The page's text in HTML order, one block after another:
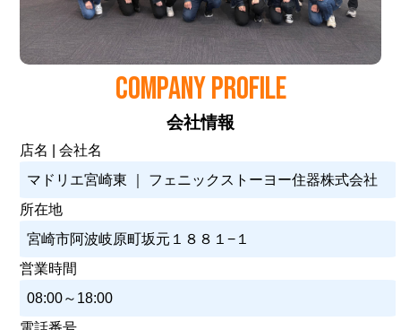
COMPANY PROFILE
会社情報
店名 | 会社名
マドリエ宮崎東 ｜ フェニックストーヨー住器株式会社
所在地
宮崎市阿波岐原町坂元１８８１−１
営業時間
08:00～18:00